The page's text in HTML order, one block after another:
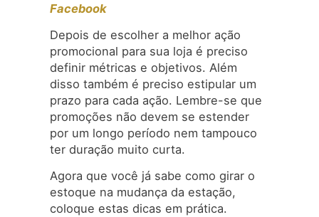
Facebook
Depois de escolher a melhor ação
promocional para sua loja é preciso
definir métricas e objetivos. Além
disso também é preciso estipular um
prazo para cada ação. Lembre-se que
promoções não devem se estender
por um longo período nem tampouco
ter duração muito curta.
Agora que você já sabe como girar o
estoque na mudança da estação,
coloque estas dicas em prática.